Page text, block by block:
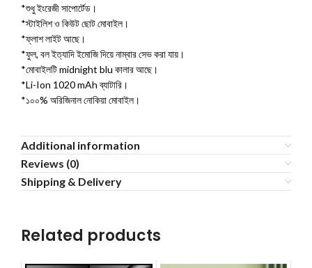
*শুধু ইংরেজী সাপোর্টেড।
*স্টাইলিশ ও কিউট ছোট মোবাইল।
*ফ্লাশ লাইট আছে।
*ফুল, বল ইত্যাদি ইমোজি দিয়ে নাম্বার সেভ করা যায়।
*মোবাইলটি midnight blu কালার আছে।
*Li-Ion 1020 mAh ব্যাটারি।
*১০০% অরিজিনাল নোকিয়া মোবাইল।
Additional information
Reviews (0)
Shipping & Delivery
Related products